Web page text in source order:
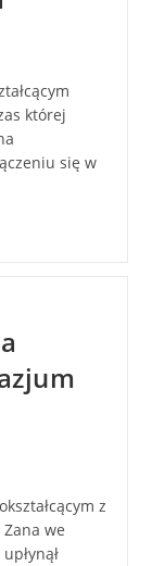
której
się w
z
we